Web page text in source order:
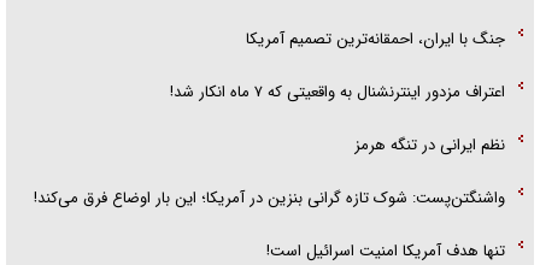
جنگ با ایران، احمقانه‌ترین تصمیم آمریکا
اعتراف مزدور اینترنشنال به واقعیتی که ۷ ماه انکار شد!
نظم ایرانی در تنگه هرمز
واشنگتن‌پست: شوک تازه گرانی بنزین در آمریکا؛ این بار اوضاع فرق می‌کند!
تنها هدف آمریکا امنیت اسرائیل است!